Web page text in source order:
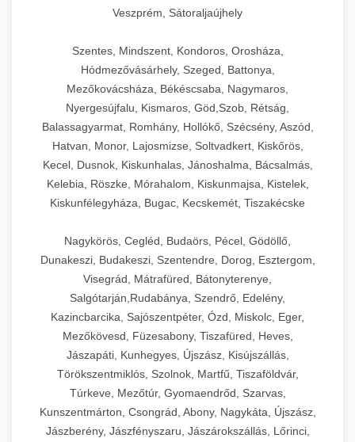
Veszprém, Sátoraljaújhely
Szentes, Mindszent, Kondoros, Orosháza,
Hódmezővásárhely, Szeged, Battonya,
Mezőkovácsháza, Békéscsaba, Nagymaros,
Nyergesújfalu, Kismaros, Göd,Szob, Rétság,
Balassagyarmat, Romhány, Hollókő, Szécsény, Aszód,
Hatvan, Monor, Lajosmizse, Soltvadkert, Kiskőrös,
Kecel, Dusnok, Kiskunhalas, Jánoshalma, Bácsalmás,
Kelebia, Röszke, Mórahalom, Kiskunmajsa, Kistelek,
Kiskunfélegyháza, Bugac, Kecskemét, Tiszakécske
Nagykörös, Cegléd, Budaörs, Pécel, Gödöllő,
Dunakeszi, Budakeszi, Szentendre, Dorog, Esztergom,
Visegrád, Mátrafüred, Bátonyterenye,
Salgótarján,Rudabánya, Szendrő, Edelény,
Kazincbarcika, Sajószentpéter, Ózd, Miskolc, Eger,
Mezőkövesd, Füzesabony, Tiszafüred, Heves,
Jászapáti, Kunhegyes, Újszász, Kisújszállás,
Törökszentmiklós, Szolnok, Martfű, Tiszaföldvár,
Túrkeve, Mezőtúr, Gyomaendrőd, Szarvas,
Kunszentmárton, Csongrád, Abony, Nagykáta, Újszász,
Jászberény, Jászfényszaru, Jászárokszállás, Lőrinci,